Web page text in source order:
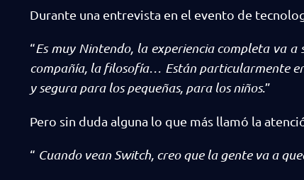
Durante una entrevista en el evento de
“Es muy Nintendo, la experiencia completa va
compañía, la filosofía… Están particularmente
y segura para los pequeñas, para los niños.”
Pero sin duda alguna lo que más llamó la
“ Cuando vean Switch, creo que la gente va a